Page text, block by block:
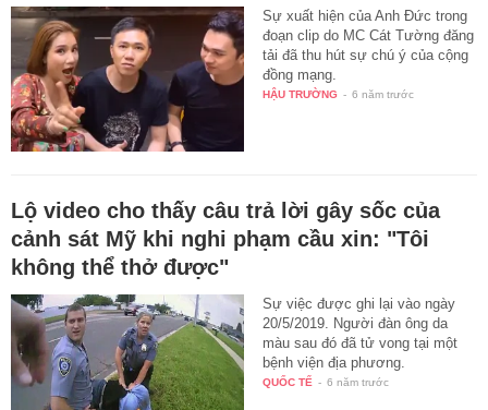
Sự xuất hiện của Anh Đức trong
đoạn clip do MC Cát Tường đăng
tải đã thu hút sự chú ý của cộng
đồng mạng.
HẬU TRƯỜNG - 6 năm trước
Lộ video cho thấy câu trả lời gây sốc của
cảnh sát Mỹ khi nghi phạm cầu xin: "Tôi
không thể thở được"
Sự việc được ghi lại vào ngày
20/5/2019. Người đàn ông da
màu sau đó đã tử vong tại một
bệnh viện địa phương.
QUỐC TẾ - 6 năm trước